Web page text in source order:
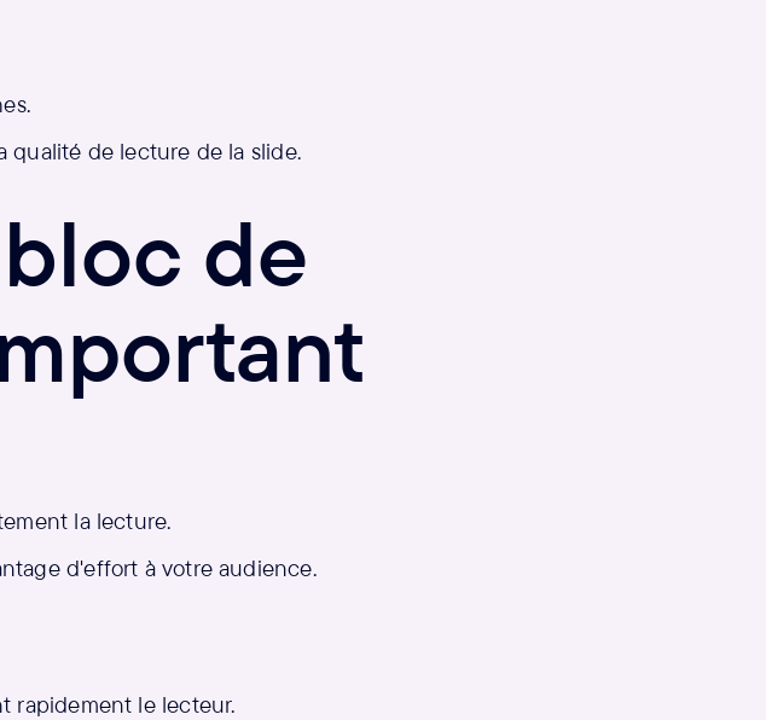
qualité de lecture de la slide.
de
la lecture.
d'effort à votre audience.
rapidement le lecteur.